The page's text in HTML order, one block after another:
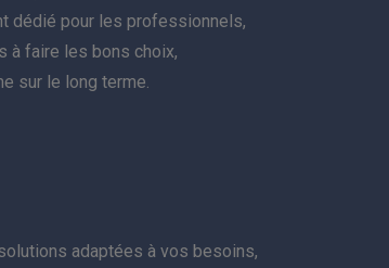
dédié pour les professionnels,
à faire les bons choix,
sur le long terme.
adaptées à vos besoins,